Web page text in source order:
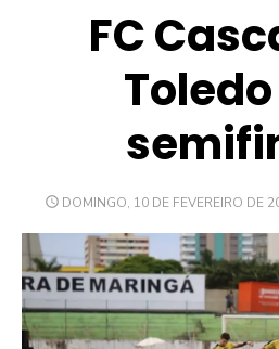
FC
POSTED
DOMINGO, 10 DE FEVEREIRO DE